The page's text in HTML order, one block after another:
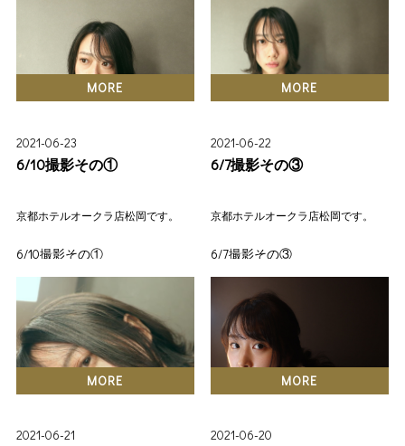
EVENT
YUKATA
CONTACT
成人式の前撮り・後撮りも可能
祇園でのロケーション撮影プラ
ンございます！（平日限定）
ータ40カット
￥77.000
お気軽にお問い合わせください
に新規オープンいたします。
そちらは、功野、岡﨑、松木、
湯浅の四名です。
これからもよろしくお願い申し
松岡巨樹
MORE
カット&スタイリング&カメラ
→松岡
MORE
2021-06-23
6/10撮影その①
京都ホテルオークラ店松岡です。
6/10撮影その①
三回目のモデルさん。
スーパーロングを今回ボブに切
りました。
いい感じです。
カット&スタイリング&カメラ
MORE
2021-06-22
6/7撮影その③
京都ホテルオークラ店松岡です。
6/7撮影その③
衣装チェンジ二回目。
MORE
2021-06-21 2021-06-20